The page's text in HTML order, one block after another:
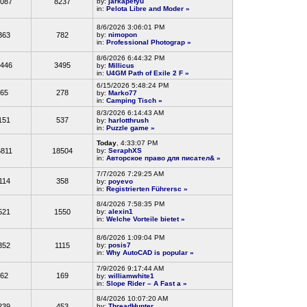
in: Pelota Libre and Moder »
782
8/6/2026 3:06:01 PM
by: nimopon
in: Professional Photograp »
3495
8/6/2026 6:44:32 PM
by: Millicus
in: U4GM Path of Exile 2 F »
65 278
6/15/2026 5:48:24 PM
by: Marko77
in: Camping Tisch »
537
8/3/2026 6:14:43 AM
by: harlotthrush
in: Puzzle game »
18504
Today , 4:33:07 PM
by: SeraphXS
in: Авторское право для писател& »
114 358
7/7/2026 7:29:25 AM
by: poyevo
in: Registrierten Führersc »
1550
8/4/2026 7:58:35 PM
by: alexin1
in: Welche Vorteile bietet »
1115
8/6/2026 1:09:04 PM
by: posis7
in: Why AutoCAD is popular »
62 169
7/9/2026 9:17:44 AM
by: williamwhite1
in: Slope Rider – A Fast a »
8/4/2026 10:07:20 AM